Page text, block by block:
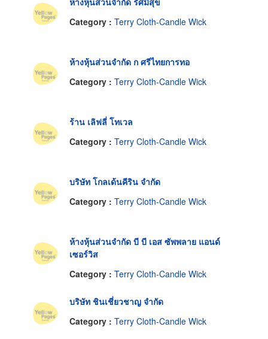
Category : Terry Cloth-Candle Wick
ห้างหุ้นส่วนจำกัด ก ศรีไทยการทอ
Category : Terry Cloth-Candle Wick
ร้าน เลิฟลี่ โทเวล
Category : Terry Cloth-Candle Wick
บริษัท โกลเด้นคีริน จำกัด
Category : Terry Cloth-Candle Wick
ห้างหุ้นส่วนจำกัด บี บี เอส ซัพพลาย แอนด์
เซอร์วิส
Category : Terry Cloth-Candle Wick
บริษัท ชินเชี่ยวชาญ จำกัด
Category : Terry Cloth-Candle Wick